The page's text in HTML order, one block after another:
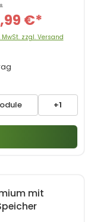
+1
€*
MwSt. zzgl. Versand
mit